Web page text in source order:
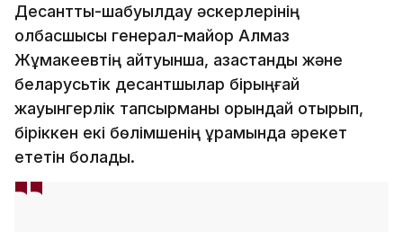
Десанттық-шабуылдау әскерлерінің
қолбасшысы генерал-майор Алмаз
Жұмакеевтің айтуынша, қазақстандық және
беларусьтік десантшылар бірыңғай
жауынгерлік тапсырманы орындай отырып,
біріккен екі бөлімшенің құрамында әрекет
ететін болады.